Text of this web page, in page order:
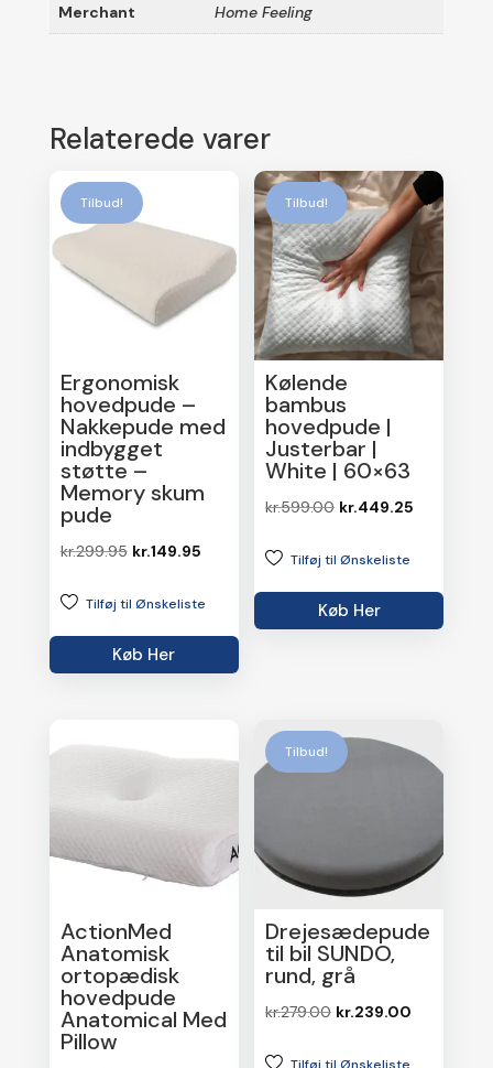
Merchant Home Feeling
Relaterede varer
Tilbud!
Ergonomisk
hovedpude –
Nakkepude med
indbygget
støtte –
Memory skum
pude
kr.299.95 Den
pris
var:
kr.299.95.
kr.149.95Den
pris
er:
kr.149.95.
Tilføj til Ønskeliste
Køb Her
Tilbud!
Kølende
bambus
hovedpude |
Justerbar |
White | 60×63
kr.599.00 Den
pris
var:
kr.599.00.
kr.449.25
er:
kr.449.25.
Tilføj til Ønskeliste
Køb Her
ActionMed
Anatomisk
ortopædisk
hovedpude
Anatomical Med
Pillow
Tilbud!
Drejesædepude
til bil SUNDO,
rund, grå
kr.279.00 Den
kr.239.00
Tilføj til Ønskeliste